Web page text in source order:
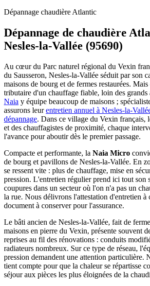
Dépannage chaudière Atlantic
Dépannage de chaudière
Nesles-la-Vallée (95690)
Au cœur du Parc naturel régional du Vexin
du Sausseron, Nesles-la-Vallée séduit par son
maisons de bourg et de fermes restaurées.
tributaire d'un chauffage fiable, loin des grands
Naia y équipe beaucoup de maisons ;
assurons leurentretien annuel à Nesles-la-
dépannage. Dans ce village du Vexin français,
et des chauffagistes de proximité, chaque
l'avance pour aboutir dès le premier passage.
Compacte et performante, la Naia Micro
de bourg et pavillons de Nesles-la-Vallée. En
se ressent vite : plus de chauffage, mise en
pression. L'entretien régulier prend ici tout son
coupures dans un secteur où l'on n'a pas un
la rue. Nous délivrons l'attestation d'entretien à
document à conserver pour l'assurance.
Le bâti ancien de Nesles-la-Vallée, fait de
maisons en pierre du Vexin, présente souvent
reprises au fil des rénovations : conduits
radiateurs nombreux. Sur ce type de réseau,
pression demandent une attention particulière.
tient compte pour que la chaleur se répartisse
séjour aux pièces les plus éloignées de la